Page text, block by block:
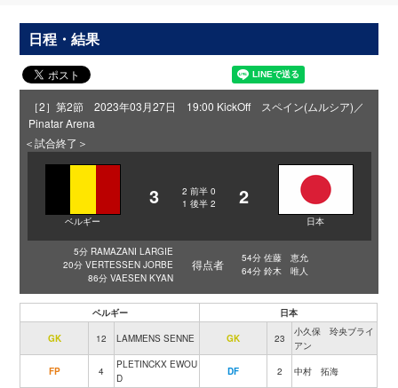
日程・結果
［2］第2節 2023年03月27日 19:00 KickOff スペイン(ムルシア)／
Pinatar Arena
＜試合終了＞
ベルギー
3 2 前半 0
1 後半 2 2
日本
5分 RAMAZANI LARGIE
20分 VERTESSEN JORBE
86分 VAESEN KYAN
得点者
54分 佐藤 恵允
64分 鈴木 唯人
ベルギー 日本
GK 12 LAMMENS SENNE GK 23
小久保 玲央ブライ
アン
FP 4
PLETINCKX EWOU
D
DF 2 中村 拓海